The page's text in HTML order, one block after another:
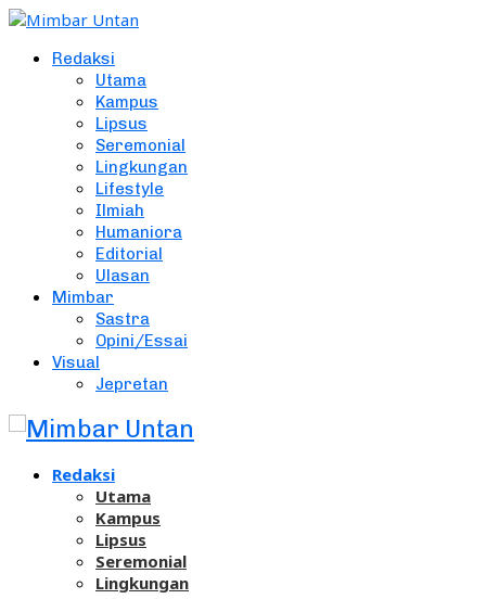
Redaksi
Utama
Kampus
Lipsus
Seremonial
Lingkungan
Lifestyle
Ilmiah
Humaniora
Editorial
Ulasan
Mimbar
Sastra
Opini/Essai
Visual
Jepretan
Redaksi
Utama
Kampus
Lipsus
Seremonial
Lingkungan